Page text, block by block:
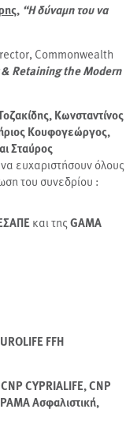
“Η δύναμη του να
Commonwealth
Retaining the Modern
Κωνσταντίνος
Κουφογεώργος,
Σταύρος
ευχαριστήσουν όλους
του συνεδρίου :
και τηςGAMA
FFH
CNP CYPRIALIFE, CNP
Ασφαλιστική,